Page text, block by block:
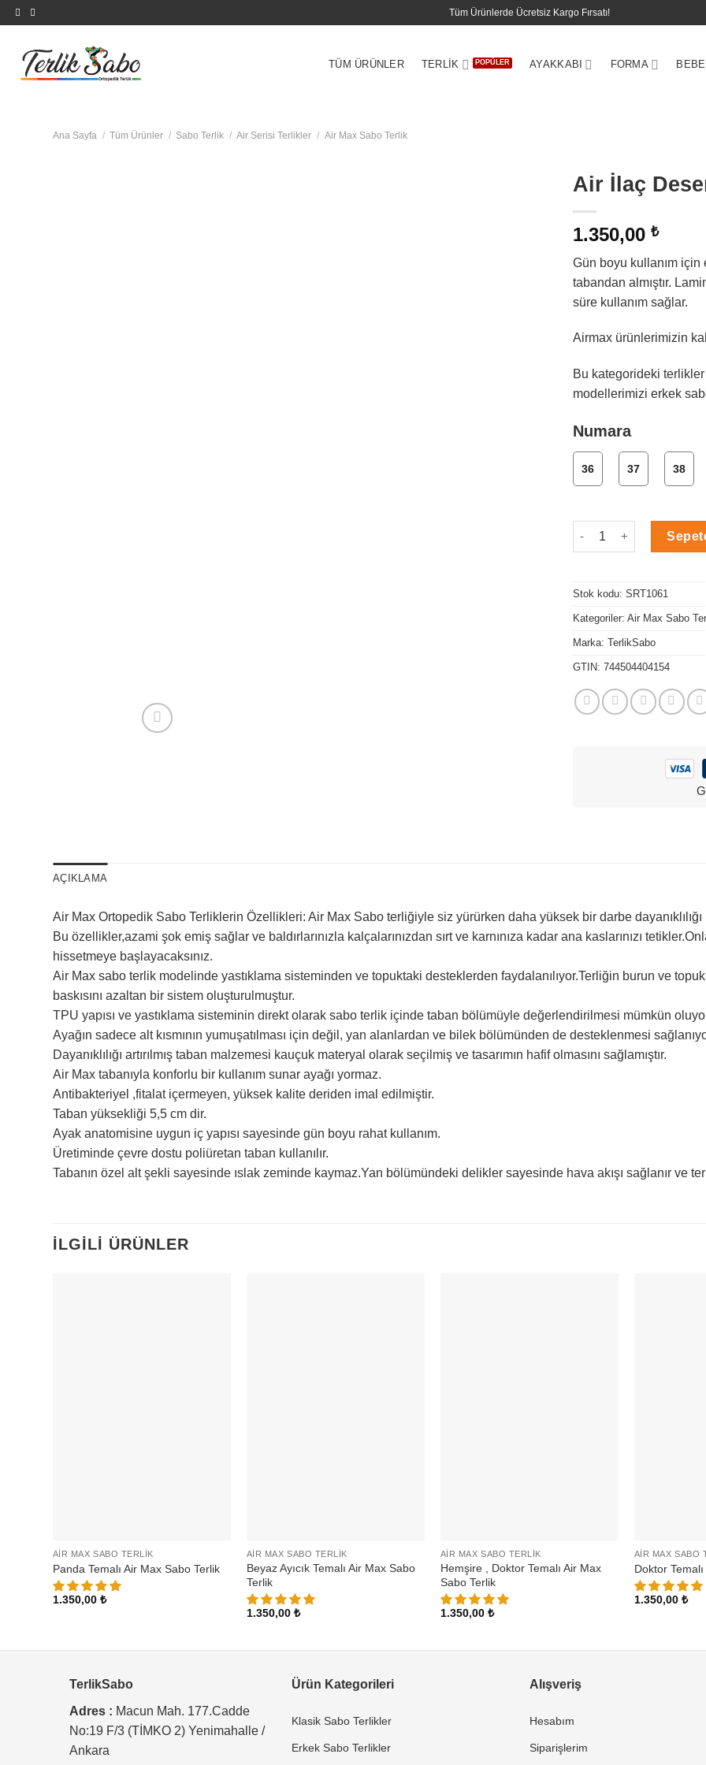
İçeriğe
atla
Tüm Ürünlerde Ücretsiz Kargo Fırsatı!
TÜM ÜRÜNLER TERLIK AYAKKABI FORMA
Ana Sayfa / Tüm Ürünler / Sabo Terlik / Air Serisi Terlikler / Air Max Sabo Terlik
Air İlaç
1.350,00 ₺
Gün boyu kullanım için
tabandan almıştır.
süre kullanım sağlar.
Airmax ürünlerimizin
Bu kategorideki
modellerimizi erkek
Numara
36 37 38
Air İlaç Desen Cırtlı
Stok kodu: SRT1061
Kategoriler: Air Max Sabo
Marka: TerlikSabo
GTIN: 744504404154
AÇIKLAMA
Air Max Ortopedik Sabo Terliklerin Özellikleri: Air Max Sabo terliğiyle siz yürürken daha yüksek bir darbe
Bu özellikler,azami şok emiş sağlar ve baldırlarınızla kalçalarınızdan sırt ve karnınıza kadar ana kaslarınızı
hissetmeye başlayacaksınız.
Air Max sabo terlik modelinde yastıklama sisteminden ve topuktaki desteklerden faydalanılıyor.Terliğin burun ve
baskısını azaltan bir sistem oluşturulmuştur.
TPU yapısı ve yastıklama sisteminin direkt olarak sabo terlik içinde taban bölümüyle değerlendirilmesi mümkün
Ayağın sadece alt kısmının yumuşatılması için değil, yan alanlardan ve bilek bölümünden de desteklenmesi
Dayanıklılığı artırılmış taban malzemesi kauçuk materyal olarak seçilmiş ve tasarımın hafif olmasını sağlamıştır.
Air Max tabanıyla konforlu bir kullanım sunar ayağı yormaz.
Antibakteriyel ,fitalat içermeyen, yüksek kalite deriden imal edilmiştir.
Taban yüksekliği 5,5 cm dir.
Ayak anatomisine uygun iç yapısı sayesinde gün boyu rahat kullanım.
Üretiminde çevre dostu poliüretan taban kullanılır.
Tabanın özel alt şekli sayesinde ıslak zeminde kaymaz.Yan bölümündeki delikler sayesinde hava akışı sağlanır ve
İLGILI ÜRÜNLER
AIR MAX SABO TERLIK
Panda Temalı Air Max Sabo Terlik
1.350,00 ₺
AIR MAX SABO TERLIK
Beyaz Ayıcık Temalı Air Max Sabo
Terlik
1.350,00 ₺
AIR MAX SABO TERLIK
Hemşire , Doktor Temalı Air Max
Sabo Terlik
1.350,00 ₺
AIR MAX SABO
Doktor
1.350,00 ₺
TerlikSabo
Adres : Macun Mah. 177.Cadde
No:19 F/3 (TİMKO 2) Yenimahalle /
Ankara
Ürün Kategorileri
Klasik Sabo Terlikler
Erkek Sabo Terlikler
Alışveriş
Hesabım
Siparişlerim